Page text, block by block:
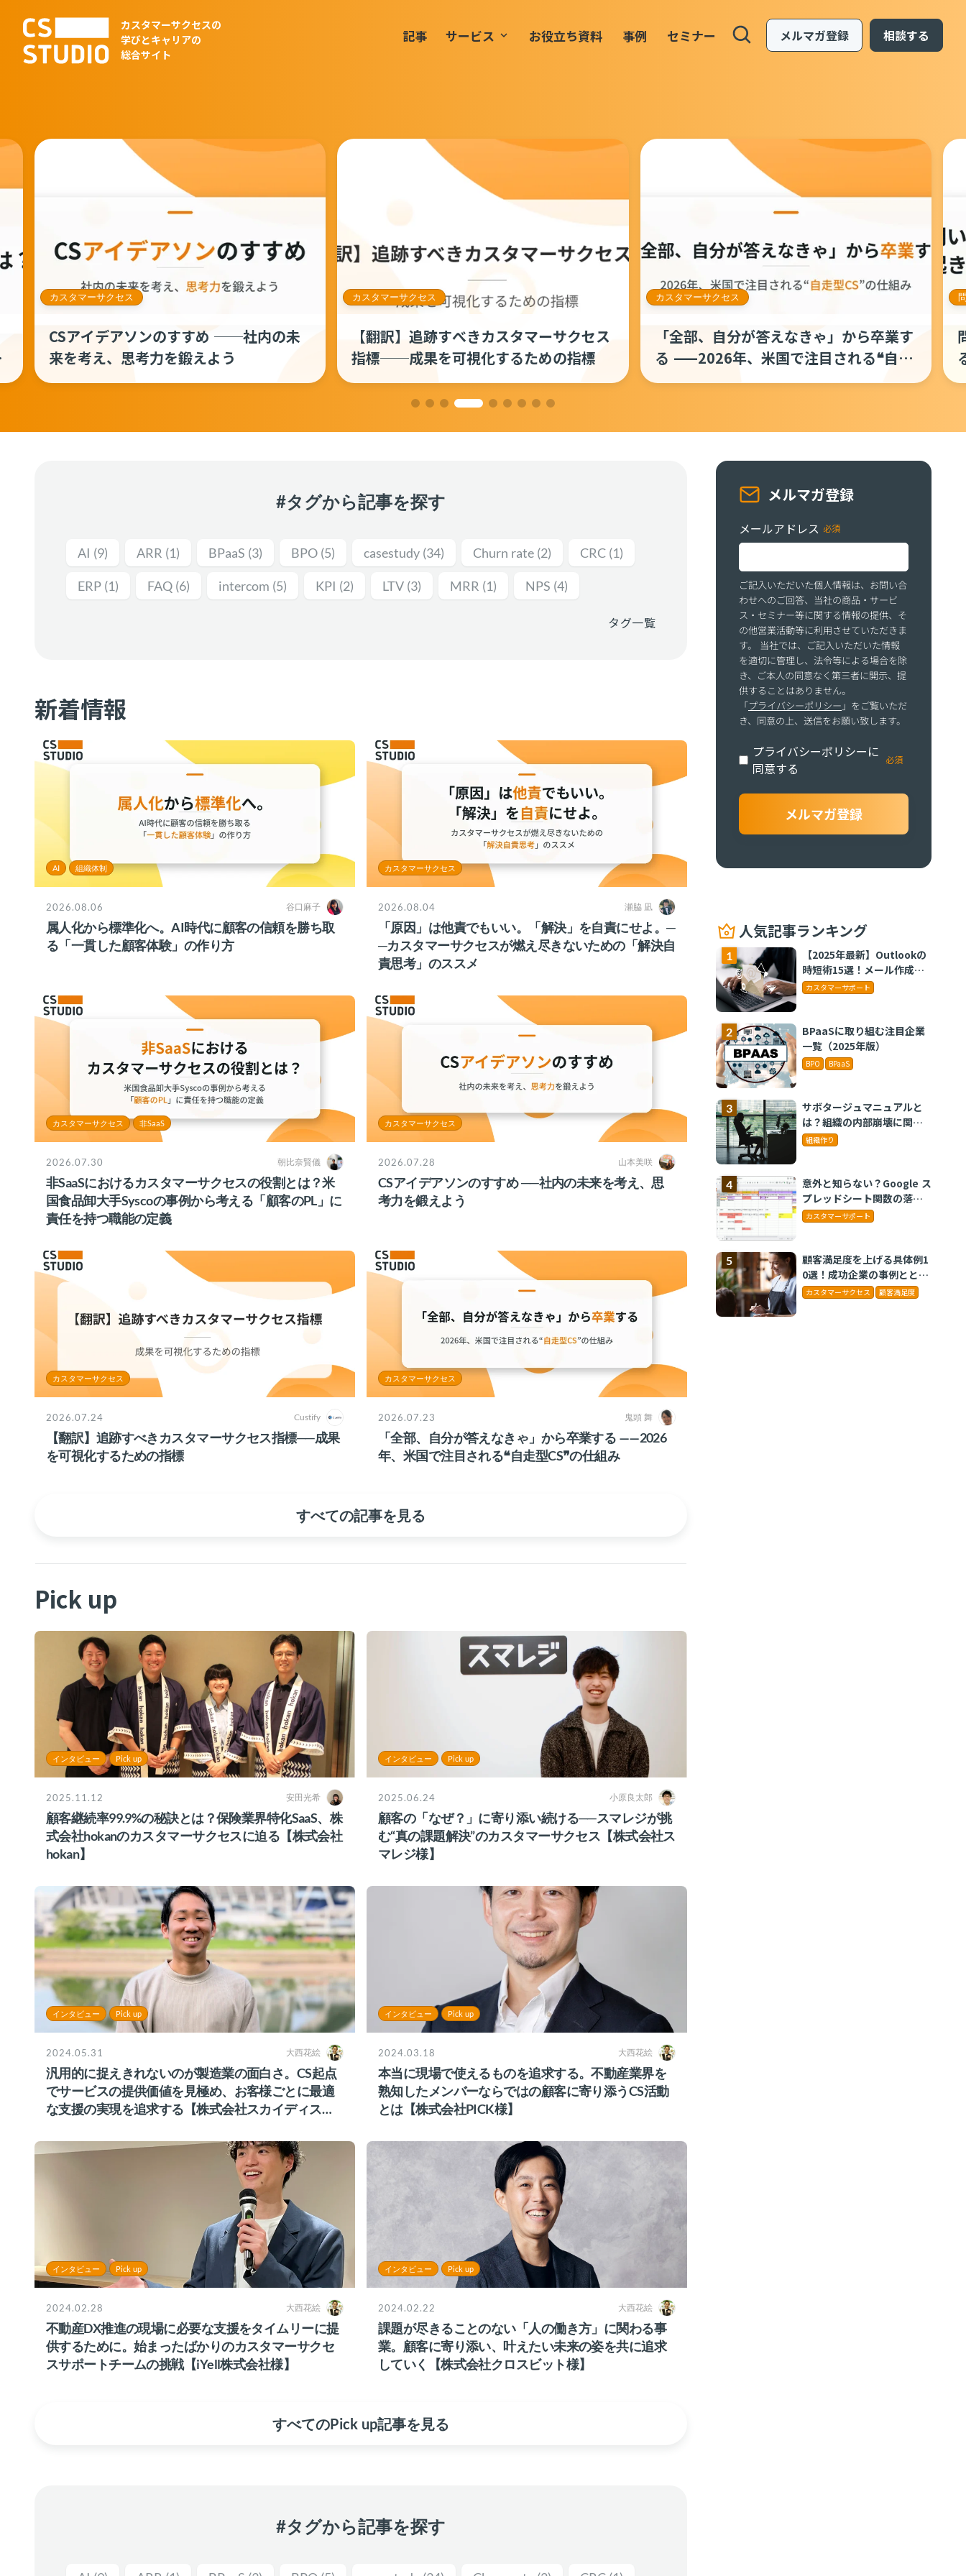
記事 サービス keyboard_arrow_down お役立ち資料 事例 セミナー メルマガ登録 相談する
カスタマーサクセスの
学びとキャリアの
総合サイト
カスタマーサクセス
CSアイデアソンのすすめ ──社内の未
来を考え、思考力を鍛えよう
カスタマーサクセス
【翻訳】追跡すべきカスタマーサクセス
指標──成果を可視化するための指標
カスタマーサクセス
「全部、自分が答えなきゃ」から卒業す
る ——2026年、米国で注目される❝自走
型CS❞の仕組み
#タグから記事を探す
AI (9) ARR (1) BPaaS (3) BPO (5) casestudy (34) Churn rate (2) CRC (1)
ERP (1) FAQ (6) intercom (5) KPI (2) LTV (3) MRR (1) NPS (4)
タグ一覧
新着情報
AI 組織体制
2026.08.06 谷口麻子
属人化から標準化へ。AI時代に顧客の信頼を勝ち取
る「一貫した顧客体験」の作り方
カスタマーサクセス
2026.08.04 瀬脇 凪
「原因」は他責でもいい。「解決」を自責にせよ。─
─カスタマーサクセスが燃え尽きないための「解決自
責思考」のススメ
カスタマーサクセス 非SaaS
2026.07.30 朝比奈賢儀
非SaaSにおけるカスタマーサクセスの役割とは？米
国食品卸大手Syscoの事例から考える「顧客のPL」に
責任を持つ職能の定義
カスタマーサクセス
2026.07.28 山本美咲
CSアイデアソンのすすめ ──社内の未来を考え、思
考力を鍛えよう
カスタマーサクセス
2026.07.24 Custify
【翻訳】追跡すべきカスタマーサクセス指標──成果
を可視化するための指標
カスタマーサクセス
2026.07.23 鬼頭 舞
「全部、自分が答えなきゃ」から卒業する ——2026
年、米国で注目される❝自走型CS❞の仕組み
すべての記事を見る
Pick up
インタビュー Pick up
2025.11.12 安田光希
顧客継続率99.9%の秘訣とは？保険業界特化SaaS、株
式会社hokanのカスタマーサクセスに迫る【株式会社
hokan】
インタビュー Pick up
2025.06.24 小原良太郎
顧客の「なぜ？」に寄り添い続ける──スマレジが挑
む“真の課題解決”のカスタマーサクセス【株式会社ス
マレジ様】
インタビュー Pick up
2024.05.31 大西花絵
汎用的に捉えきれないのが製造業の面白さ。CS起点
でサービスの提供価値を見極め、お客様ごとに最適
な支援の実現を追求する【株式会社スカイディスク
インタビュー Pick up
2024.03.18 大西花絵
本当に現場で使えるものを追求する。不動産業界を
熟知したメンバーならではの顧客に寄り添うCS活動
とは【株式会社PICK様】
インタビュー Pick up
2024.02.28 大西花絵
不動産DX推進の現場に必要な支援をタイムリーに提
供するために。始まったばかりのカスタマーサクセ
スサポートチームの挑戦【iYell株式会社様】
インタビュー Pick up
2024.02.22 大西花絵
課題が尽きることのない「人の働き方」に関わる事
業。顧客に寄り添い、叶えたい未来の姿を共に追求
していく【株式会社クロスビット様】
すべてのPick up記事を見る
#タグから記事を探す
メルマガ登録
メールアドレス
ご記入いただいた個人情報は、お問い合
わせへのご回答、当社の商品・サービ
ス・セミナー等に関する情報の提供、そ
の他営業活動等に利用させていただきま
す。 当社では、ご記入いただいた情報
を適切に管理し、法令等による場合を除
き、ご本人の同意なく第三者に開示、提
供することはありません。
「プライバシーポリシー 」をご覧いただ
き、同意の上、送信をお願い致します。
プライバシーポリシーに
同意する
人気記事ランキング
【2025年最新】Outlookの
時短術15選！メール作成や
タスク管理のテクニックを
カスタマーサポート
BPaaSに取り組む注目企業
一覧（2025年版）
BPO BPaaS
サボタージュマニュアルと
は？組織の内部崩壊に関す
るバイブル
組織作り
意外と知らない？Google ス
プレッドシート関数の落と
し穴 ～集計作業を効率化
カスタマーサポート
顧客満足度を上げる具体例1
0選！成功企業の事例ととも
に解説
カスタマーサクセス 顧客満足度